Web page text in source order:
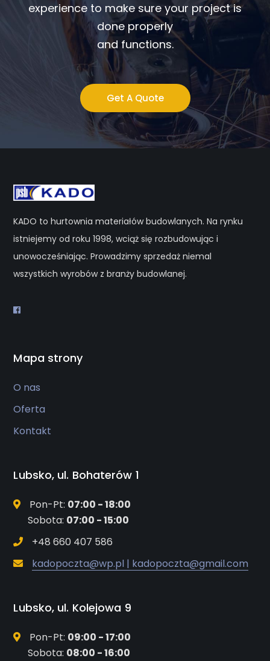
experience to make sure your project is
done properly
and functions.
Get A Quote
KADO to hurtownia materiałów budowlanych. Na rynku
istniejemy od roku 1998, wciąż się rozbudowując i
unowocześniając. Prowadzimy sprzedaż niemal
wszystkich wyrobów z branży budowlanej.
Mapa strony
O nas
Oferta
Kontakt
Lubsko, ul. Bohaterów 1
Pon-Pt: 07:00 - 18:00
Sobota: 07:00 - 15:00
+48 660 407 586
kadopoczta@wp.pl | kadopoczta@gmail.com
Lubsko, ul. Kolejowa 9
Pon-Pt: 09:00 - 17:00
Sobota: 08:00 - 16:00